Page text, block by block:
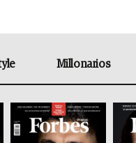
Millonarios